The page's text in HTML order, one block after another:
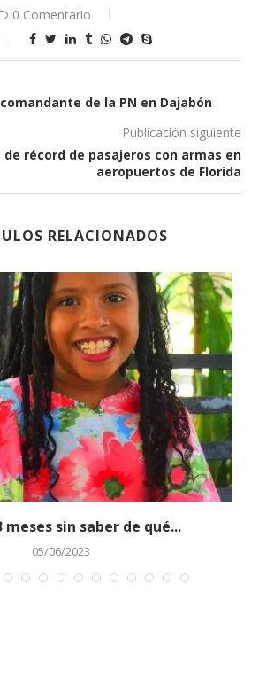
0 Comentario
de la PN en Dajabón
Publicación siguiente
de récord de pasajeros con armas en
aeropuertos de Florida
RELACIONADOS
meses sin saber de qué...
05/06/2023